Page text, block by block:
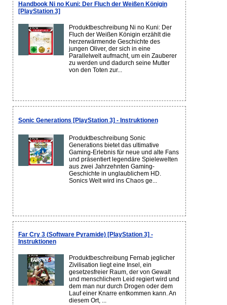
Handbook Ni no Kuni: Der Fluch der Weißen Königin
[PlayStation 3]
Produktbeschreibung Ni no Kuni: Der
Fluch der Weißen Königin erzählt die
herzerwärmende Geschichte des
jungen Oliver, der sich in eine
Parallelwelt aufmacht, um ein Zauberer
zu werden und dadurch seine Mutter
von den Toten zur...
Sonic Generations [PlayStation 3] - Instruktionen
Produktbeschreibung Sonic
Generations bietet das ultimative
Gaming-Erlebnis für neue und alte Fans
und präsentiert legendäre Spielewelten
aus zwei Jahrzehnten Gaming-
Geschichte in unglaublichem HD.
Sonics Welt wird ins Chaos ge...
Far Cry 3 (Software Pyramide) [PlayStation 3] -
Instruktionen
Produktbeschreibung Fernab jeglicher
Zivilisation liegt eine Insel, ein
gesetzesfreier Raum, der von Gewalt
und menschlichem Leid regiert wird und
dem man nur durch Drogen oder dem
Lauf einer Knarre entkommen kann. An
diesem Ort, ...